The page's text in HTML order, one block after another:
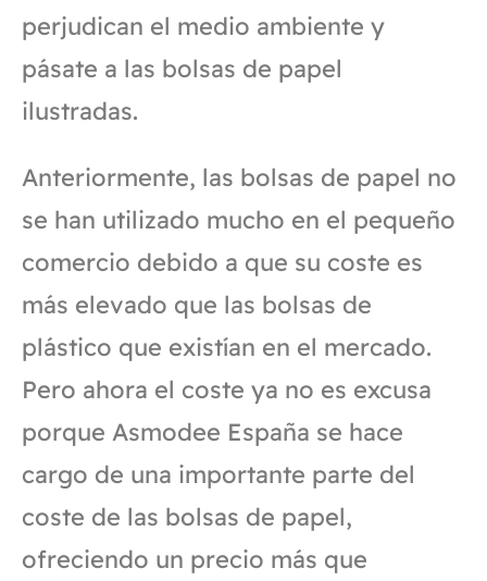
perjudican el medio ambiente y
pásate a las bolsas de papel
ilustradas.
Anteriormente, las bolsas de papel no
se han utilizado mucho en el pequeño
comercio debido a que su coste es
más elevado que las bolsas de
plástico que existían en el mercado.
Pero ahora el coste ya no es excusa
porque Asmodee España se hace
cargo de una importante parte del
coste de las bolsas de papel,
ofreciendo un precio más que